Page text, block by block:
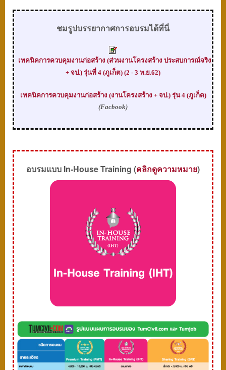
ชมรูปบรรยากาศการอบรมได้ที่นี่
เทคนิคการควบคุมงานก่อสร้าง (ส่วนงานโครงสร้าง ประสบการณ์จริง
+ จป.) รุ่นที่ 4 (ภูเก็ต) (2 - 3 พ.ย.62)
เทคนิคการควบคุมงานก่อสร้าง (งานโครงสร้าง + จป.) รุ่น 4 (ภูเก็ต)
(Facbook)
อบรมแบบ In-House Training (คลิกดูความหมาย)